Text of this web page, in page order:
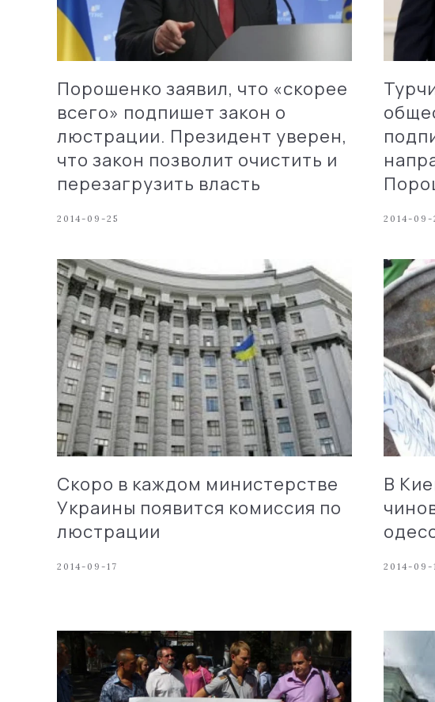
Порошенко заявил, что «скорее
всего» подпишет закон о
люстрации. Президент уверен,
что закон позволит очистить и
перезагрузить власть
2014-09-25 2014-09-
Скоро в каждом министерстве
Украины появится комиссия по
люстрации
2014-09-17
В
2014-09-